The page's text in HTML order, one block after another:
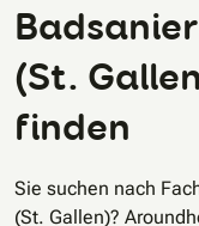
(St.
finden
Sie suchen nach
(St. Gallen)?